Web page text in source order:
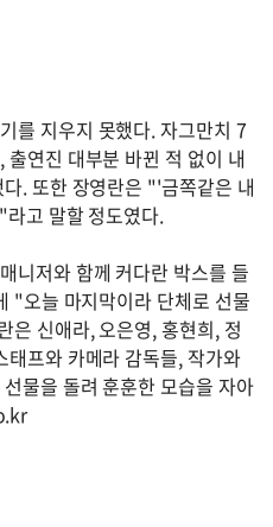
를 지우지 못했다. 자그만치 7
연진 대부분 바뀐 적 없이 내
. 또한 장영란은 "'금쪽같은 내
고 말할 정도였다.
니저와 함께 커다란 박스를 들
"오늘 마지막이라 단체로 선물
은 신애라, 오은영, 홍현희, 정
프와 카메라 감독들, 작가와
물을 돌려 훈훈한 모습을 자아